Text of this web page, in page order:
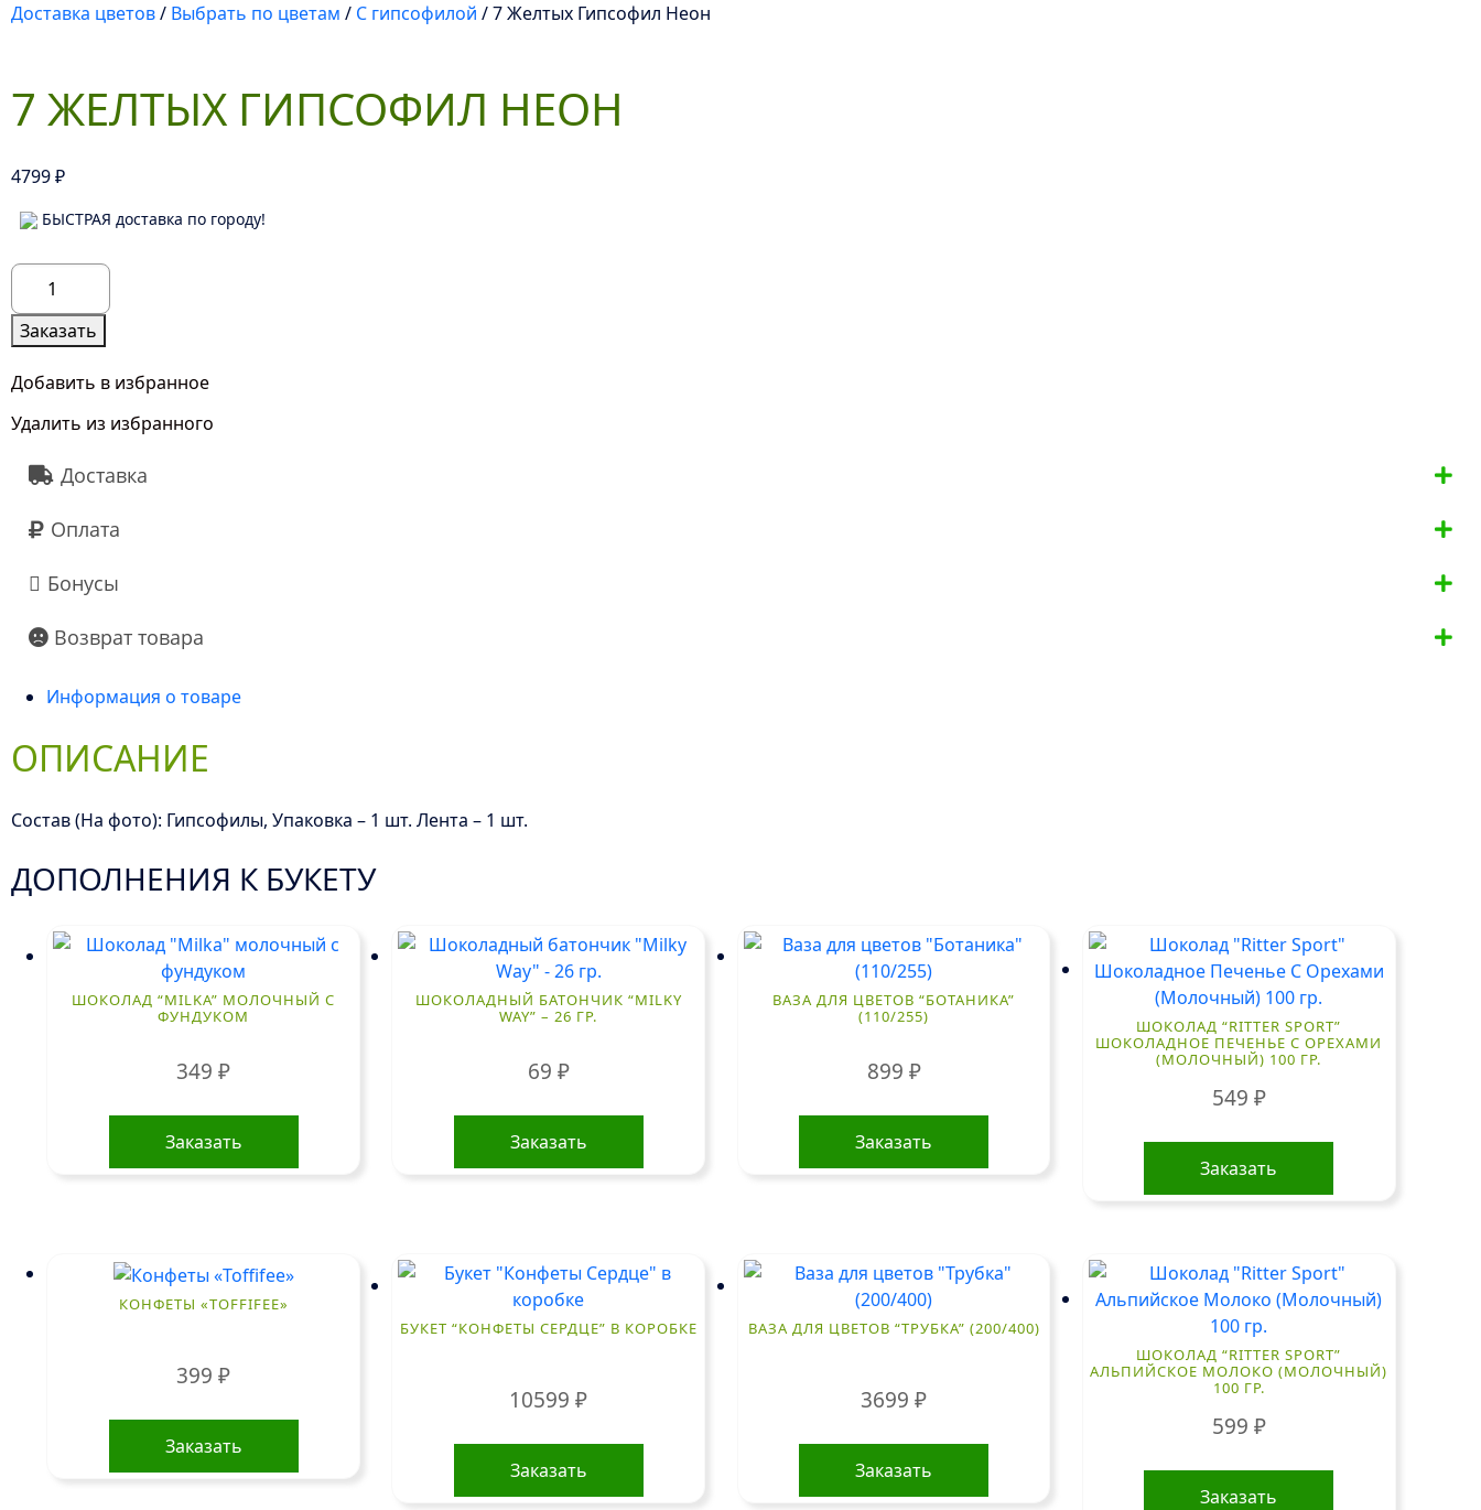
Доставка цветов/ Выбрать по цветам / С гипсофилой / 7 Желтых Гипсофил Неон
7 ЖЕЛТЫХ ГИПСОФИЛ НЕОН
4799₽
БЫСТРАЯ доставка по городу!
Количество
товара
7
Желтых
Гипсофил
Заказать
Добавить в избранное
Удалить из избранного
Доставка
Оплата
Бонусы
Возврат товара
Информация о товаре
ОПИСАНИЕ
Состав (На фото): Гипсофилы, Упаковка – 1 шт. Лента – 1 шт.
ДОПОЛНЕНИЯ К БУКЕТУ
ШОКОЛАД “MILKA” МОЛОЧНЫЙ С
ФУНДУКОМ
349₽
Заказать
ШОКОЛАДНЫЙ БАТОНЧИК “MILKY
WAY” – 26 ГР.
69 ₽
Заказать
ВАЗА ДЛЯ ЦВЕТОВ “БОТАНИКА”
(110/255)
899 ₽
Заказать
ШОКОЛАД “RITTER SPORT”
ШОКОЛАДНОЕ ПЕЧЕНЬЕ С ОРЕХАМИ
(МОЛОЧНЫЙ) 100 ГР.
549 ₽
Заказать
КОНФЕТЫ «TOFFIFEE»
399₽
Заказать
БУКЕТ “КОНФЕТЫ СЕРДЦЕ” В КОРОБКЕ
10599₽
Заказать
ВАЗА ДЛЯ ЦВЕТОВ “ТРУБКА” (200/400)
3699 ₽
Заказать
ШОКОЛАД “RITTER SPORT”
АЛЬПИЙСКОЕ МОЛОКО (МОЛОЧНЫЙ)
100 ГР.
599 ₽
Заказать